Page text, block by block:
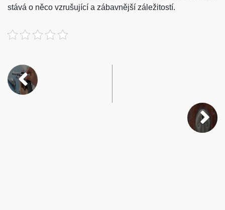
stává o něco vzrušující a zábavnější záležitostí.